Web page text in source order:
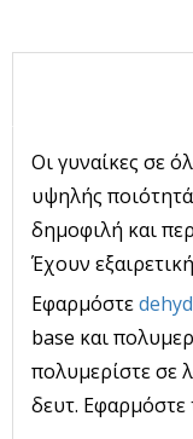
Οι γυναίκες σε
υψηλής
δημοφιλή και
Έχουν
Εφαρμόστε
base και
πολυμερίστε σε
δευτ. Εφαρμόστε